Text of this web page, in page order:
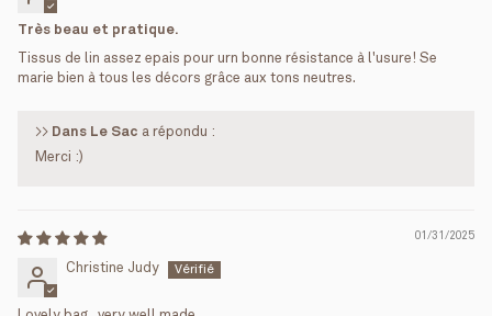
Très beau et pratique.
Tissus de lin assez epais pour urn bonne résistance à l'usure! Se
marie bien à tous les décors grâce aux tons neutres.
>> Dans Le Sac a répondu :
Merci :)
01/31/2025
Christine Judy